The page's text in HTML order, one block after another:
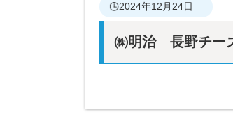
2024年12月24日
㈱明治 長野チー